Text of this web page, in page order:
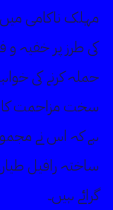
مہلک ناکامی میں
کی طرز پر خفیہ و
حملہ کرنے کی
سخت مزاحمت کا
گرائے ہیں۔